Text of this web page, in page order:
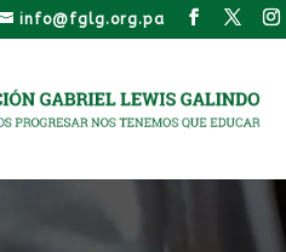
info@fglg.org.pa